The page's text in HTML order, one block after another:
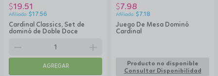
Cardinal Classics, Set de
dominó de Doble Doce
$19.51
$17.56
remove add
AGREGAR
Juego De Mesa Dominó
Cardinal
$7.98
$7.18
Producto no disponible
Consultar Disponibilidad